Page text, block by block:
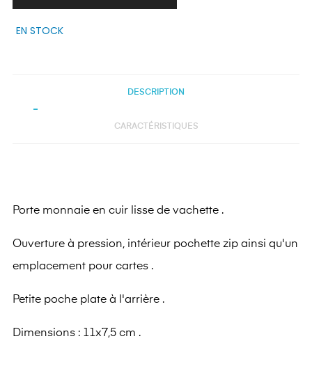
EN STOCK
DESCRIPTION
CARACTÉRISTIQUES
Porte monnaie en cuir lisse de vachette .
Ouverture à pression, intérieur pochette zip ainsi qu'un
emplacement pour cartes .
Petite poche plate à l'arrière .
Dimensions : 11x7,5 cm .